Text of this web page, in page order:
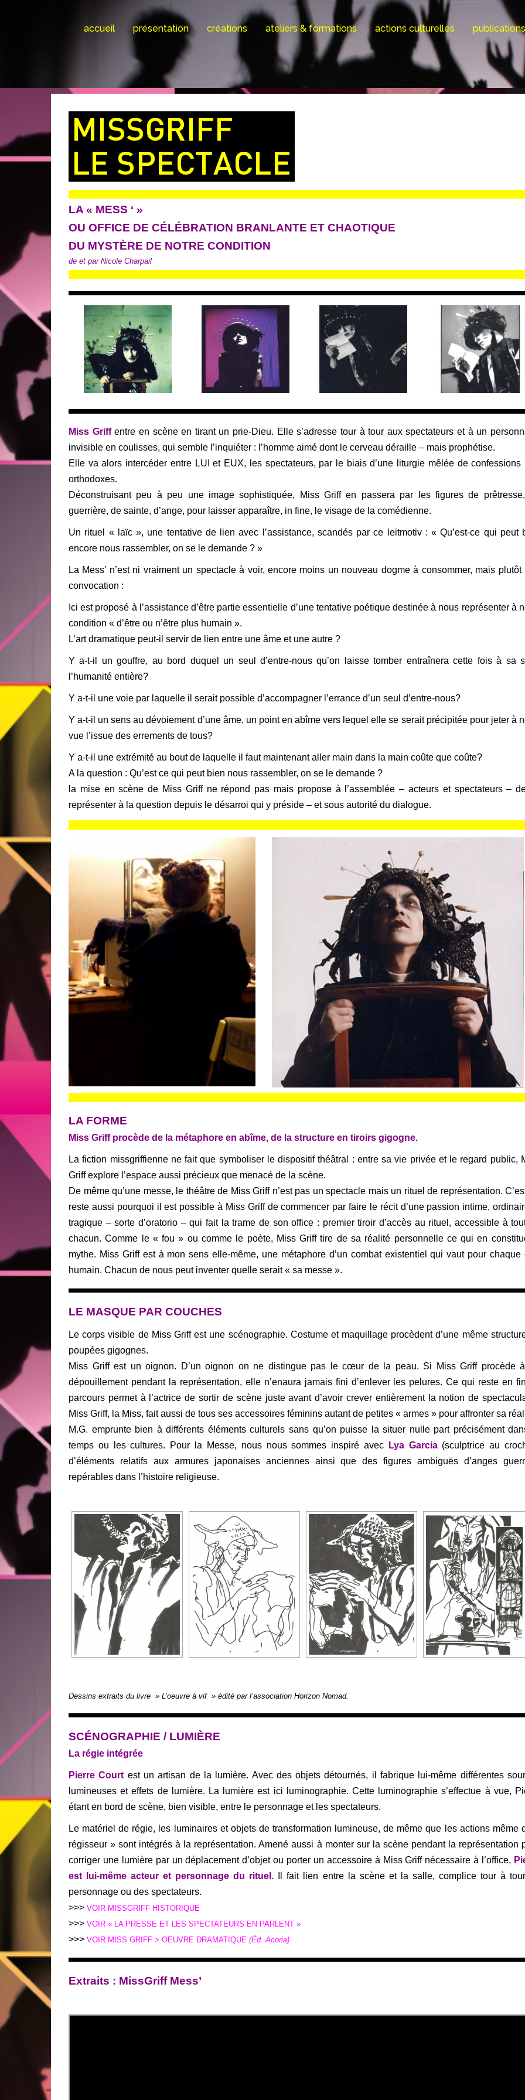
accueil présentation créations ateliers & formations actions culturelles
LA « MESS ‘ »
OU OFFICE DE CÉLÉBRATION BRANLANTE ET CHAOTIQUE
DU MYSTÈRE DE NOTRE CONDITION
de et par Nicole Charpail
Miss Griffentre en scène en tirant un prie-Dieu. Elle s’adresse tour à tour aux spectateurs et à un
invisible en coulisses, qui semble l’inquiéter : l’homme aimé dont le cerveau déraille – mais prophétise.
Elle va alors intercéder entre LUI et EUX, les spectateurs, par le biais d’une liturgie mêlée de confessions
orthodoxes.
Déconstruisant peu à peu une image sophistiquée, Miss Griff en passera par les figures de
guerrière, de sainte, d’ange, pour laisser apparaître, in fine, le visage de la comédienne.
Un rituel « laïc », une tentative de lien avec l’assistance, scandés par ce leitmotiv : « Qu’est-ce qui peut
encore nous rassembler, on se le demande ? »
La Mess’ n’est ni vraiment un spectacle à voir, encore moins un nouveau dogme à consommer, mais plutôt
convocation :
Ici est proposé à l’assistance d’être partie essentielle d’une tentative poétique destinée à nous représenter à
condition « d’être ou n’être plus humain ».
L’art dramatique peut-il servir de lien entre une âme et une autre ?
Y a-t-il un gouffre, au bord duquel un seul d’entre-nous qu’on laisse tomber entraînera cette fois à sa
l’humanité entière?
Y a-t-il une voie par laquelle il serait possible d’accompagner l’errance d’un seul d’entre-nous?
Y a-t-il un sens au dévoiement d’une âme, un point en abîme vers lequel elle se serait précipitée pour jeter à
vue l’issue des errements de tous?
Y a-t-il une extrémité au bout de laquelle il faut maintenant aller main dans la main coûte que coûte?
A la question : Qu’est ce qui peut bien nous rassembler, on se le demande ?
la mise en scène de Miss Griff ne répond pas mais propose à l’assemblée – acteurs et spectateurs –
représenter à la question depuis le désarroi qui y préside – et sous autorité du dialogue.
LA FORME
Miss Griff procède de la métaphore en abîme, de la structure en tiroirs gigogne.
La fiction missgriffienne ne fait que symboliser le dispositif théâtral : entre sa vie privée et le regard public,
Griff explore l’espace aussi précieux que menacé de la scène.
De même qu’une messe, le théâtre de Miss Griff n’est pas un spectacle mais un rituel de représentation.
reste aussi pourquoi il est possible à Miss Griff de commencer par faire le récit d’une passion intime,
tragique – sorte d’oratorio – qui fait la trame de son office : premier tiroir d’accès au rituel, accessible à
chacun. Comme le « fou » ou comme le poète, Miss Griff tire de sa réalité personnelle ce qui en
mythe. Miss Griff est à mon sens elle-même, une métaphore d’un combat existentiel qui vaut pour chaque
humain. Chacun de nous peut inventer quelle serait « sa messe ».
LE MASQUE PAR COUCHES
Le corps visible de Miss Griff est une scénographie. Costume et maquillage procèdent d’une même
poupées gigognes.
Miss Griff est un oignon. D’un oignon on ne distingue pas le cœur de la peau. Si Miss Griff procède
dépouillement pendant la représentation, elle n’enaura jamais fini d’enlever les pelures. Ce qui reste en
parcours permet à l’actrice de sortir de scène juste avant d’avoir crever entièrement la notion de
Miss Griff, la Miss, fait aussi de tous ses accessoires féminins autant de petites « armes » pour affronter sa
M.G. emprunte bien à différents éléments culturels sans qu’on puisse la situer nulle part précisément
temps ou les cultures. Pour la Messe, nous nous sommes inspiré avec
Lya Garcia(sculptrice au
d’éléments relatifs aux armures japonaises anciennes ainsi que des figures ambiguës d’anges
repérables dans l’histoire religieuse.
Dessins extraits du livre » L’oeuvre à vif » édité par l’association Horizon Nomad.
SCÉNOGRAPHIE / LUMIÈRE
La régie intégrée
Pierre Court est un artisan de la lumière. Avec des objets détournés, il fabrique lui-même différentes
lumineuses et effets de lumière. La lumière est ici luminographie. Cette luminographie s’effectue à vue,
étant en bord de scène, bien visible, entre le personnage et les spectateurs.
Le matériel de régie, les luminaires et objets de transformation lumineuse, de même que les actions même
régisseur » sont intégrés à la représentation. Amené aussi à monter sur la scène pendant la représentation
corriger une lumière par un déplacement d’objet ou porter un accessoire à Miss Griff nécessaire à l’office,
est lui-même acteur et personnage du rituel. Il fait lien entre la scène et la salle, complice tour à
personnage ou des spectateurs.
>>> VOIR MISSGRIFF HISTORIQUE
>>> VOIR « LA PRESSE ET LES SPECTATEURS EN PARLENT »
>>> VOIR MISS GRIFF > OEUVRE DRAMATIQUE (Éd. Acoria)
Extraits : MissGriff Mess’